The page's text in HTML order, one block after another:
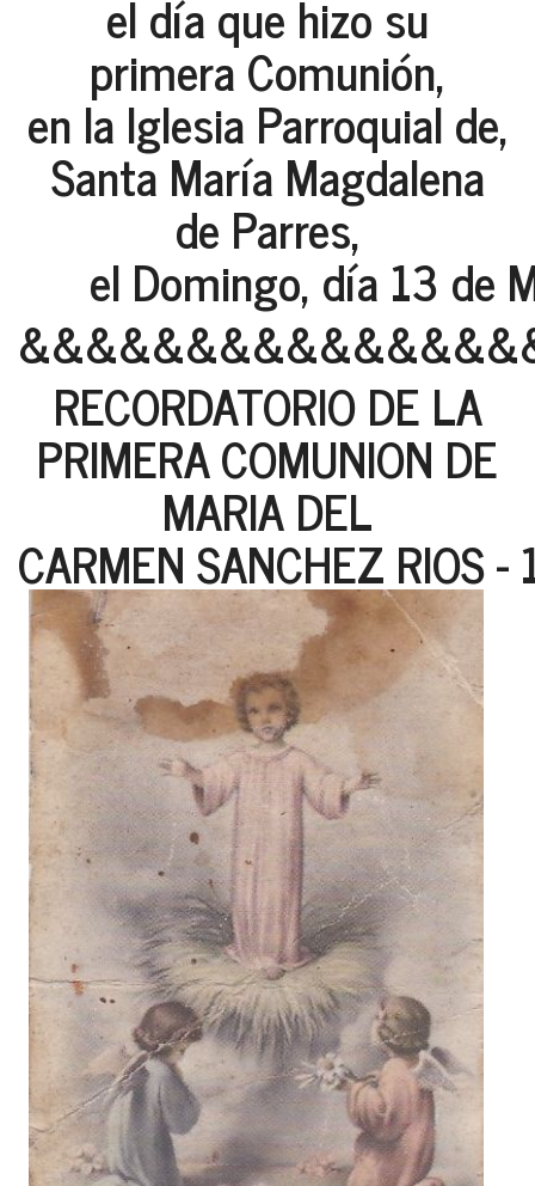
el día que hizo su
primera Comunión,
en la Iglesia Parroquial de,
Santa María Magdalena
de Parres,
el Domingo, día 13 de
RECORDATORIO DE LA
PRIMERA COMUNION DE
MARIA DEL
CARMEN SANCHEZ RIOS